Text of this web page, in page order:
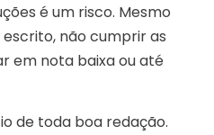
é um risco. Mesmo
não cumprir as
em nota baixa ou até
de toda boa redação.